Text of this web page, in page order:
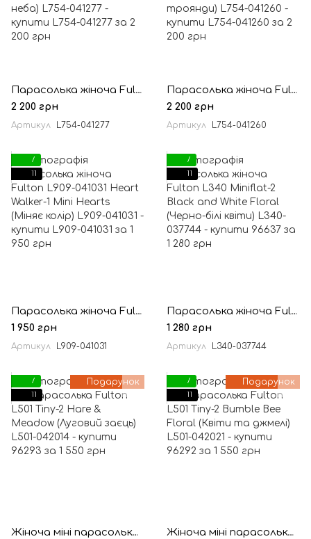
Парасолька жіноча Fulton L754-041277 Bloomsbury-2 Night Sky Flowers (Квіти нічного неба)
2 200 грн
Артикул L754-041277
Парасолька жіноча Fulton L754-041260 Bloomsbury-2 Floating Roses (Плаваючі троянди)
2 200 грн
Артикул L754-041260
7
11
Парасолька жіноча Fulton L909-041031 Heart Walker-1 Mini Hearts (Міняє колір)
1 950 грн
Артикул L909-041031
7
11
Парасолька жіноча Fulton L340 Miniflat-2 Black and White Floral (Черно-білі квіти)
1 280 грн
Артикул L340-037744
Подарунок
7
11
Жіноча міні парасолька Fulton L501 Tiny-2 Hare & Meadow (Луговий заєць)
Подарунок
7
11
Жіноча міні парасолька Fulton L501 Tiny-2 Bumble Bee Floral (Квіти та джмелі)